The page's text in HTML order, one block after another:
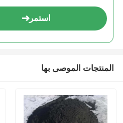
استمر
المنتجات الموصى بها